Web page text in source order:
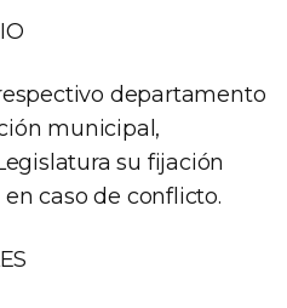
departamento
municipal,
su fijación
caso de conflicto.